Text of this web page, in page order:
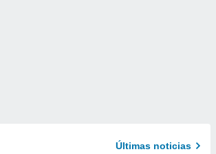
Últimas noticias